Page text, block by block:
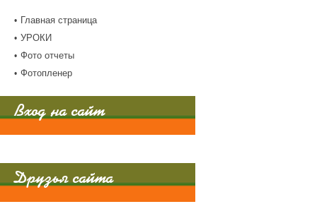
Главная страница
УРОКИ
Фото отчеты
Фотопленер
Вход на сайт
Друзья сайта